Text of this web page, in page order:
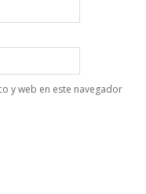
y web en este navegador